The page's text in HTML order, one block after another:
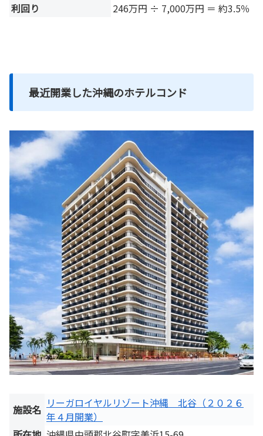
利回り
246万円 ÷ 7,000万円 ＝ 約3.5％
最近開業した沖縄のホテルコンド
施設名 リーガロイヤルリゾート沖縄 北谷（２０２６
年４月開業）